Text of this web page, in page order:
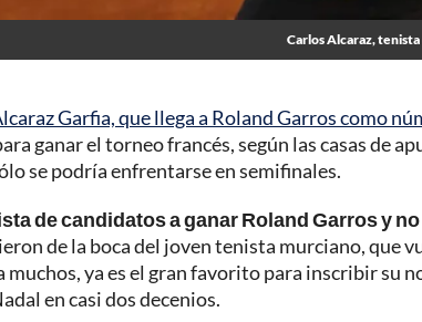
Carlos Alcaraz,
Garfia, que llega a Roland Garros como
ganar el torneo francés, según las casas de
se podría enfrentarse en semifinales.
de candidatos a ganar Roland Garros y
de la boca del joven tenista murciano, que
muchos, ya es el gran favorito para inscribir su
en casi dos decenios.